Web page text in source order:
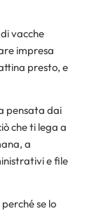
vacche
impresa
presto, e
pensata dai
che ti lega a
a
e file
se lo